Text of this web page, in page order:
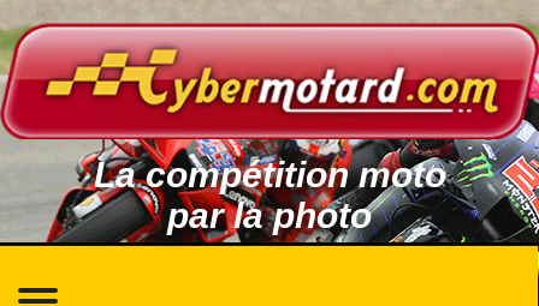
La compétition moto
par la photo